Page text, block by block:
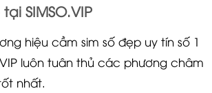
SIMSO.VIP
hiệu cầm sim số đẹp uy tín số 1
luôn tuân thủ các phương châm
nhất.